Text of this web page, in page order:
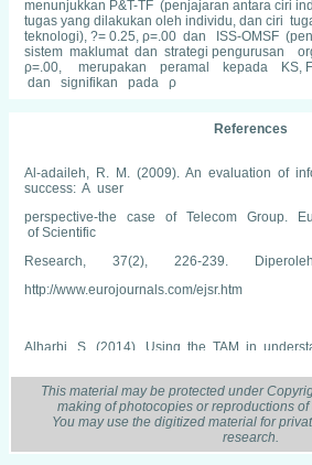
menunjukkan P&T-TF (penjajaran antara ciri
tugas yang dilakukan oleh individu, dan ciri
teknologi), ?= 0.25, ρ=.00 dan ISS-OMSF
sistem maklumat dan strategi pengurusan
ρ=.00, merupakan peramal kepada KS,
dan signifikan pada ρ
References
Al-adaileh, R. M. (2009). An evaluation of
success: A user
perspective-the case of Telecom Group.
of Scientific
Research, 37(2), 226-239.
http://www.eurojournals.com/ejsr.htm
Alharbi, S. (2014). Using the TAM in
use Learning Management Systems.
Computer Science and
This material may be protected under
making of photocopies or reproductions
You may use the digitized material for
research.